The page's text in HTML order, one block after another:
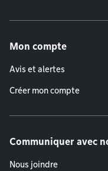
Mon compte
Avis et alertes
Créer mon compte
Communiquer avec
Nous joindre